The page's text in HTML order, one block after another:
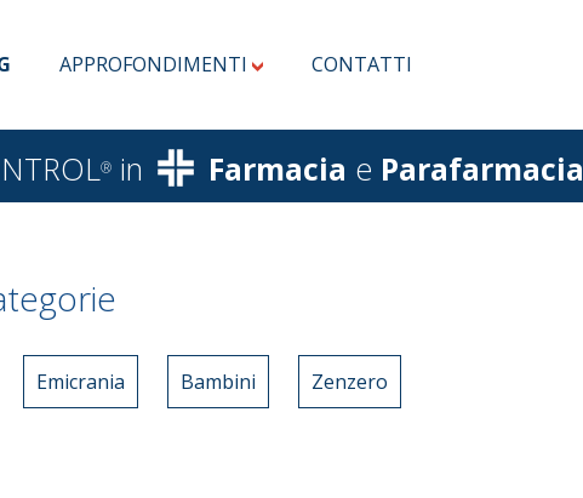
APPROFONDIMENTI CONTATTI
® in Farmacia e Parafarmacia
Emicrania Bambini Zenzero